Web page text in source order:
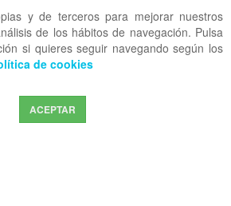
y de terceros para mejorar nuestros
de los hábitos de navegación. Pulsa
si quieres seguir navegando según los
de cookies
ACEPTAR